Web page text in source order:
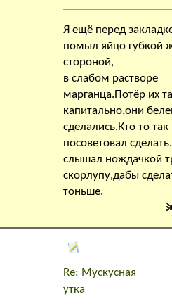
Я ещё перед
помыл яйцо губкой
стороной,
в слабом растворе
марганца.Потёр их
капитально,они
сделались.Кто то так
посоветовал
слышал нождачкой
скорлупу,дабы
тоньше.
Re: Мускусная
утка